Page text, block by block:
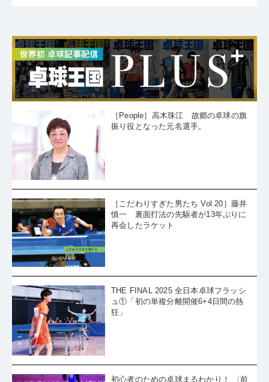
［People］高木珠江 故郷の卓球の旗
振り役となった元名選手。
［こだわりすぎた男たち Vol.20］藤井
慎一 裏面打法の先駆者が13年ぶりに
再会したラケット
THE FINAL 2025 全日本卓球フラッシ
ュ①「初の単複分離開催6+4日間の熱
狂」
初心者のための卓球まるわかり！ 〈前